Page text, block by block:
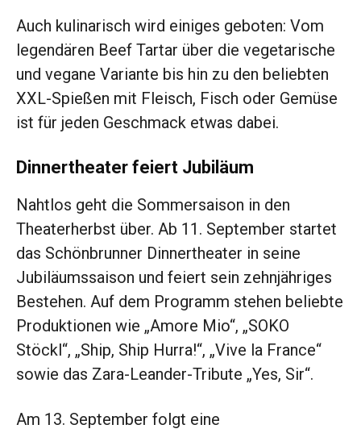
Auch kulinarisch wird einiges geboten: Vom
legendären Beef Tartar über die vegetarische
und vegane Variante bis hin zu den beliebten
XXL-Spießen mit Fleisch, Fisch oder Gemüse
ist für jeden Geschmack etwas dabei.
Dinnertheater feiert Jubiläum
Nahtlos geht die Sommersaison in den
Theaterherbst über. Ab 11. September startet
das Schönbrunner Dinnertheater in seine
Jubiläumssaison und feiert sein zehnjähriges
Bestehen. Auf dem Programm stehen beliebte
Produktionen wie „Amore Mio“, „SOKO
Stöckl“, „Ship, Ship Hurra!“, „Vive la France“
sowie das Zara-Leander-Tribute „Yes, Sir“.
Am 13. September folgt eine